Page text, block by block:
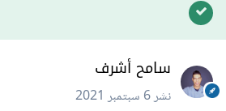
سامح أشرف
نشر6 سبتمبر 2021